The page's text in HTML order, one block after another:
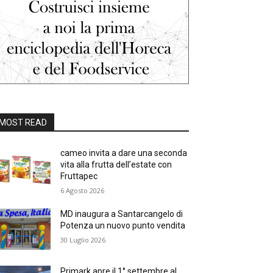
READ
cameo invita a dare una seconda
vita alla frutta dell’estate con
Fruttapec
6 Agosto 2026
MD inaugura a Santarcangelo di
Potenza un nuovo punto vendita
30 Luglio 2026